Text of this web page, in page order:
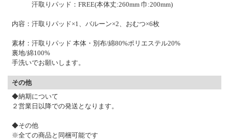
汗取りパッド：FREE(本体丈:260mm 巾:200mm)
内容：汗取りパッド×1、バルーン×2、おむつ×6枚
素材：汗取りパッド 本体・別布/綿80%ポリエステル20%
裏地/綿100%
手洗いでお願いします。
その他
◆納期について
２営業日以降での発送となります。
◆その他
※全ての商品と同梱可能です